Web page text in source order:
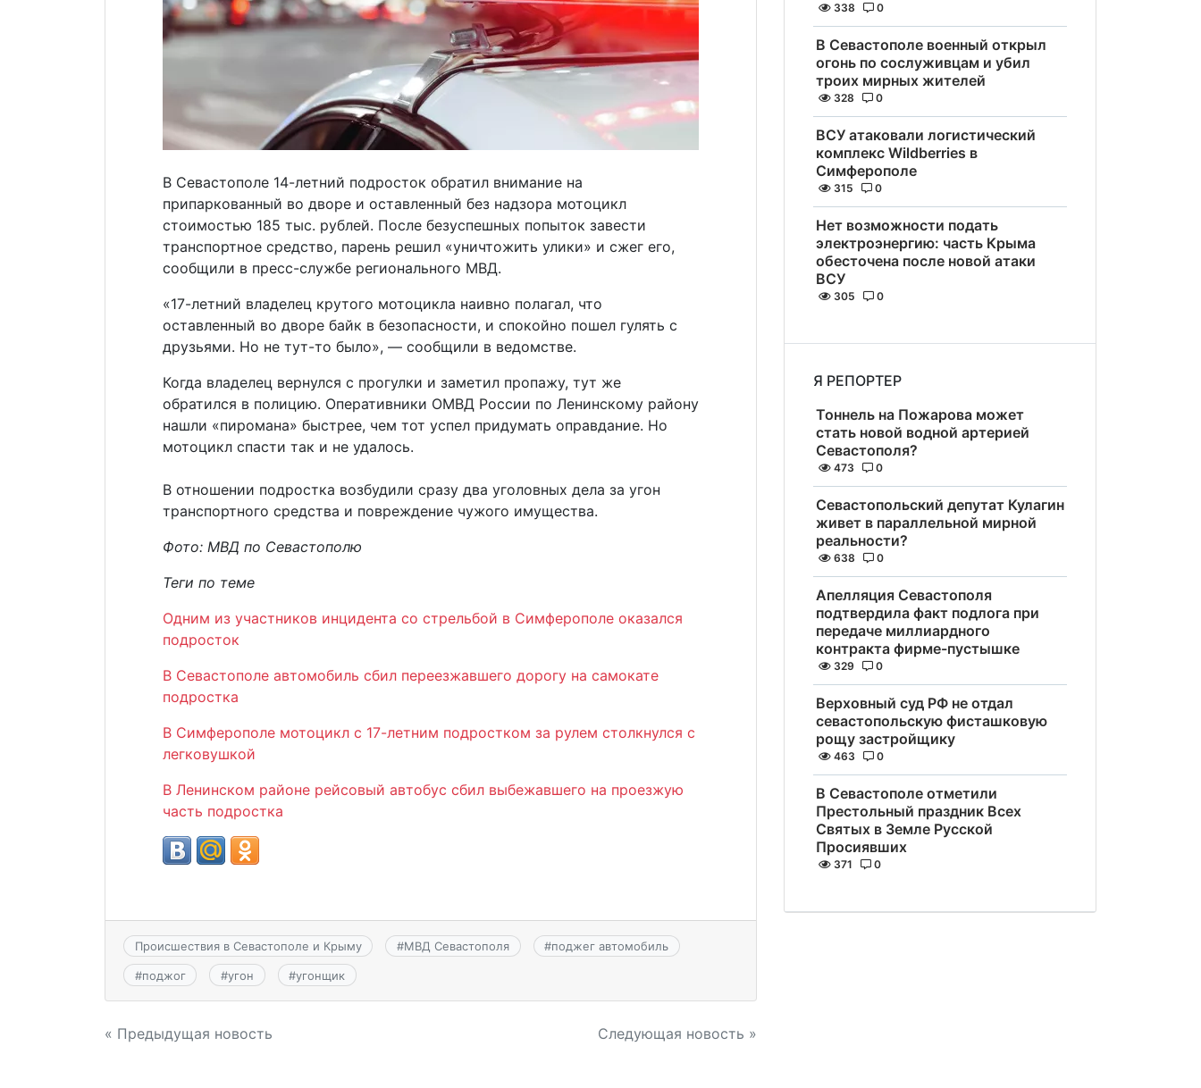
В Севастополе 14-летний подросток обратил внимание на
припаркованный во дворе и оставленный без надзора мотоцикл
стоимостью 185 тыс. рублей. После безуспешных попыток завести
транспортное средство, парень решил «уничтожить улики» и сжег его,
сообщили в пресс-службе регионального МВД.
«17-летний владелец крутого мотоцикла наивно полагал, что
оставленный во дворе байк в безопасности, и спокойно пошел гулять с
друзьями. Но не тут-то было», — сообщили в ведомстве.
Когда владелец вернулся с прогулки и заметил пропажу, тут же
обратился в полицию. Оперативники ОМВД России по Ленинскому району
нашли «пиромана» быстрее, чем тот успел придумать оправдание. Но
мотоцикл спасти так и не удалось.
В отношении подростка возбудили сразу два уголовных дела за угон
транспортного средства и повреждение чужого имущества.
Фото: МВД по Севастополю
Теги по теме
Одним из участников инцидента со стрельбой в Симферополе оказался
подросток
В Севастополе автомобиль сбил переезжавшего дорогу на самокате
подростка
В Симферополе мотоцикл с 17-летним подростком за рулем столкнулся с
легковушкой
В Ленинском районе рейсовый автобус сбил выбежавшего на проезжую
часть подростка
Происшествия в Севастополе и Крыму #МВД Севастополя #поджег автомобиль
#поджог #угон #угонщик
Навигация
« Предыдущая новость Следующая новость »
338 0
В Севастополе военный открыл
огонь по сослуживцам и убил
троих мирных жителей
328 0
ВСУ атаковали логистический
комплекс Wildberries в
Симферополе
315 0
Нет возможности подать
электроэнергию: часть Крыма
обесточена после новой атаки
ВСУ
305 0
Я РЕПОРТЕР
Тоннель на Пожарова может
стать новой водной артерией
Севастополя?
473 0
Севастопольский депутат Кулагин
живет в параллельной мирной
реальности?
638 0
Апелляция Севастополя
подтвердила факт подлога при
передаче миллиардного
контракта фирме-пустышке
329 0
Верховный суд РФ не отдал
севастопольскую фисташковую
рощу застройщику
463 0
В Севастополе отметили
Престольный праздник Всех
Святых в Земле Русской
Просиявших
371 0